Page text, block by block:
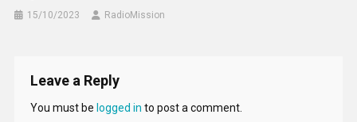
15/10/2023 RadioMission
Leave a Reply
You must be logged in to post a comment.